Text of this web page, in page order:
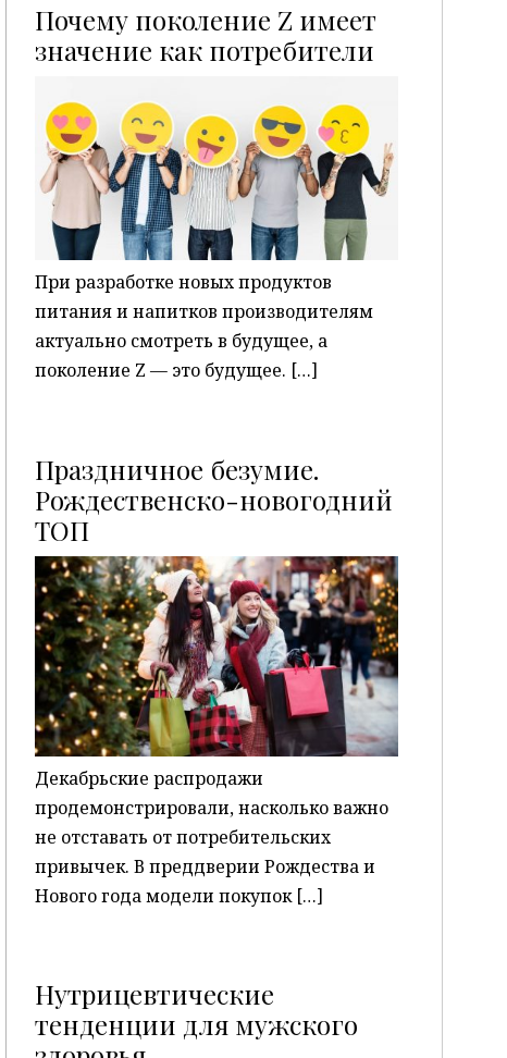
Почему поколение Z имеет
значение как потребители
P
При разработке новых продуктов
питания и напитков производителям
актуально смотреть в будущее, а
поколение Z — это будущее. […]
Праздничное безумие.
Рождественско-новогодний
ТОП
P
Декабрьские распродажи
продемонстрировали, насколько важно
не отставать от потребительских
привычек. В преддверии Рождества и
Нового года модели покупок […]
Нутрицевтические
тенденции для мужского